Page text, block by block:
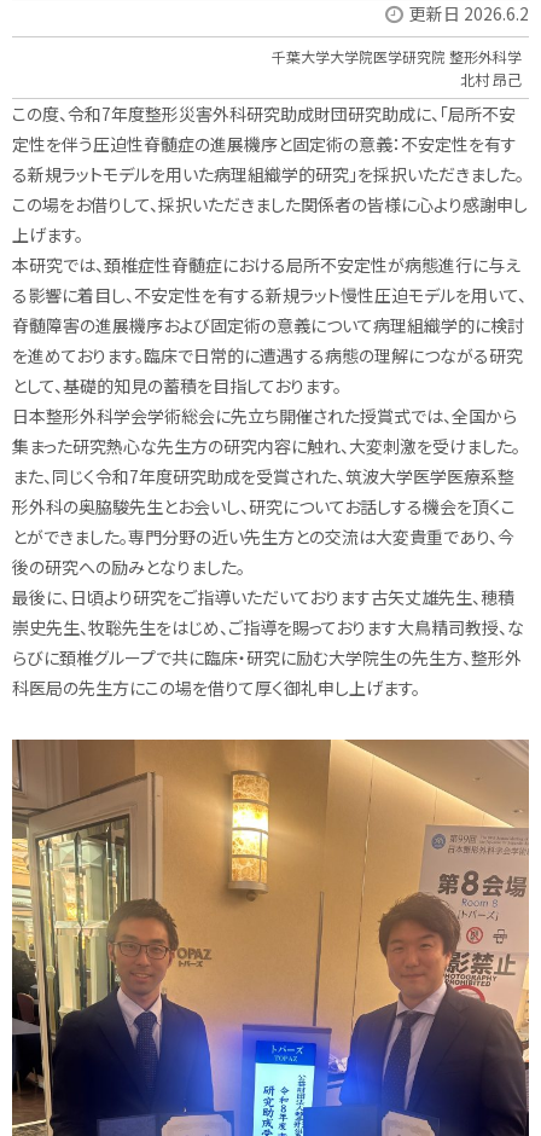
更新日 2026.6.2
千葉大学大学院医学研究院 整形外科学
北村 昂己
この度、令和7年度整形災害外科研究助成財団研究助成に、「局所不安
定性を伴う圧迫性脊髄症の進展機序と固定術の意義： 不安定性を有す
る新規ラットモデルを用いた病理組織学的研究」を採択いただきました。
この場をお借りして、採択いただきました関係者の皆様に心より感謝申し
上げます。
本研究では、頚椎症性脊髄症における局所不安定性が病態進行に与え
る影響に着目し、不安定性を有する新規ラット慢性圧迫モデルを用いて、
脊髄障害の進展機序および固定術の意義について病理組織学的に検討
を進めております。臨床で日常的に遭遇する病態の理解につながる研究
として、基礎的知見の蓄積を目指しております。
日本整形外科学会学術総会に先立ち開催された授賞式では、全国から
集まった研究熱心な先生方の研究内容に触れ、大変刺激を受けました。
また、同じく令和7年度研究助成を受賞された、筑波大学医学医療系整
形外科の奥脇駿先生とお会いし、研究についてお話しする機会を頂くこ
とができました。専門分野の近い先生方との交流は大変貴重であり、今
後の研究への励みとなりました。
最後に、日頃より研究をご指導いただいております古矢丈雄先生、穂積
崇史先生、牧聡先生をはじめ、ご指導を賜っております大鳥精司教授、な
らびに頚椎グループで共に臨床・研究に励む大学院生の先生方、整形外
科医局の先生方にこの場を借りて厚く御礼申し上げます。